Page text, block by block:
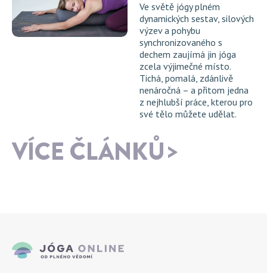
Ve světě jógy plném
dynamických sestav, silových
výzev a pohybu
synchronizovaného s
dechem zaujímá jin jóga
zcela výjimečné místo.
Tichá, pomalá, zdánlivě
nenáročná – a přitom jedna
z nejhlubší práce, kterou pro
své tělo můžete udělat.
VÍCE ČLÁNKŮ